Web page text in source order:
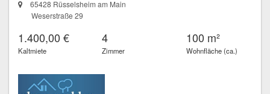
65428 Rüsselsheim am Main
Weserstraße 29
1.400,00 €
Kaltmiete
4
Zimmer
100 m²
Wohnfläche (ca.)